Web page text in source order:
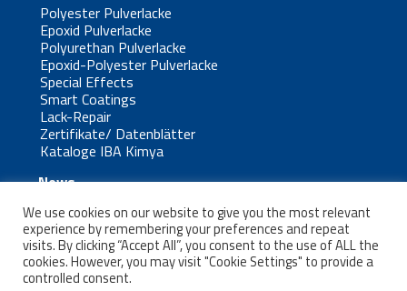
Polyester Pulverlacke
Epoxid Pulverlacke
Polyurethan Pulverlacke
Epoxid-Polyester Pulverlacke
Special Effects
Smart Coatings
Lack-Repair
Zertifikate/ Datenblätter
Kataloge IBA Kimya
News
Impressum
Datenschutz
We use cookies on our website to give you the most relevant
experience by remembering your preferences and repeat
visits. By clicking “Accept All”, you consent to the use of ALL the
cookies. However, you may visit "Cookie Settings" to provide a
controlled consent.